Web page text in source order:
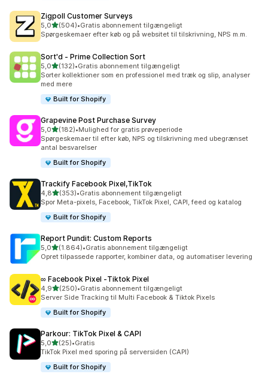
Zigpoll Customer Surveys
5,0ud af 5 stjerner
(504)
504 anmeldelser i alt
•Gratis abonnement tilgængeligt
Spørgeskemaer efter køb og på websitet til tilskrivning, NPS m.m.
Sort'd ‑ Prime Collection Sort
5,0ud af 5 stjerner
(132)
132 anmeldelser i alt
•Gratis abonnement tilgængeligt
Sorter kollektioner som en professionel med træk og slip, analyser
med mere
Built for Shopify
Grapevine Post Purchase Survey
5,0ud af 5 stjerner
(182)
182 anmeldelser i alt
•Mulighed for gratis prøveperiode
Spørgeskemaer til efter køb, NPS og tilskrivning med ubegrænset
antal besvarelser
Built for Shopify
Trackify Facebook Pixel,TikTok
4,8ud af 5 stjerner
(353)
353 anmeldelser i alt
•Gratis abonnement tilgængeligt
Spor Meta-pixels, Facebook, TikTok Pixel, CAPI, feed og katalog
Built for Shopify
Report Pundit: Custom Reports
5,0ud af 5 stjerner
(1.864)
1864 anmeldelser i alt
•Gratis abonnement tilgængeligt
Opret tilpassede rapporter, kombiner data, og automatiser levering
∞ Facebook Pixel ‑Tiktok Pixel
4,9ud af 5 stjerner
(250)
250 anmeldelser i alt
•Gratis abonnement tilgængeligt
Server Side Tracking til Multi Facebook & Tiktok Pixels
Built for Shopify
Parkour: TikTok Pixel & CAPI
5,0ud af 5 stjerner
(25)
25 anmeldelser i alt
•Gratis
TikTok Pixel med sporing på serversiden (CAPI)
Built for Shopify